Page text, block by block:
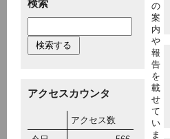
検索
アクセスカウンタ
アクセス数
の
案
内
や
報
告
を
載
せ
て
い
ま